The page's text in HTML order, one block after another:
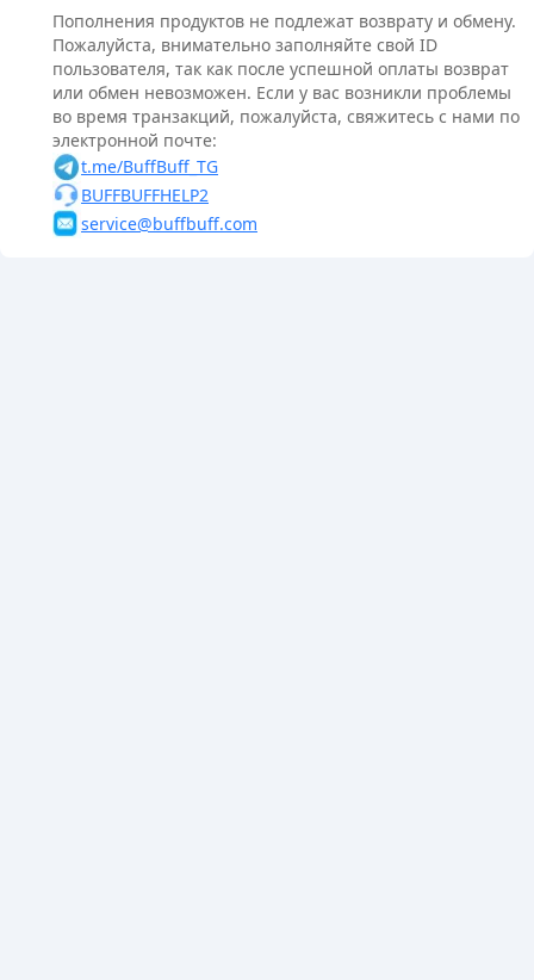
Пополнения продуктов не подлежат возврату и обмену.
Пожалуйста, внимательно заполняйте свой ID
пользователя, так как после успешной оплаты возврат
или обмен невозможен. Если у вас возникли проблемы
во время транзакций, пожалуйста, свяжитесь с нами по
электронной почте:
t.me/BuffBuff_TG
BUFFBUFFHELP2
service@buffbuff.com